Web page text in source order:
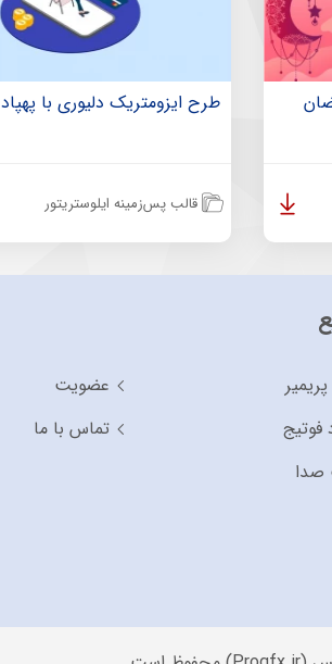
طرح ایزومتریک دلیوری با پهپاد
قالب پس‌زمینه ایلوستریتور
فوتیج
صدا
عضویت
تماس با ما